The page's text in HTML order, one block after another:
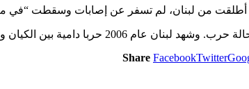
أطلقت من لبنان، لم تسفر عن إصابات وسقطت “في
وقتل خلالها 1200 شخص في لبنان معظمهم مدنيون و160 إسرائيليا معظمهم جنود.
Share FacebookTwitter